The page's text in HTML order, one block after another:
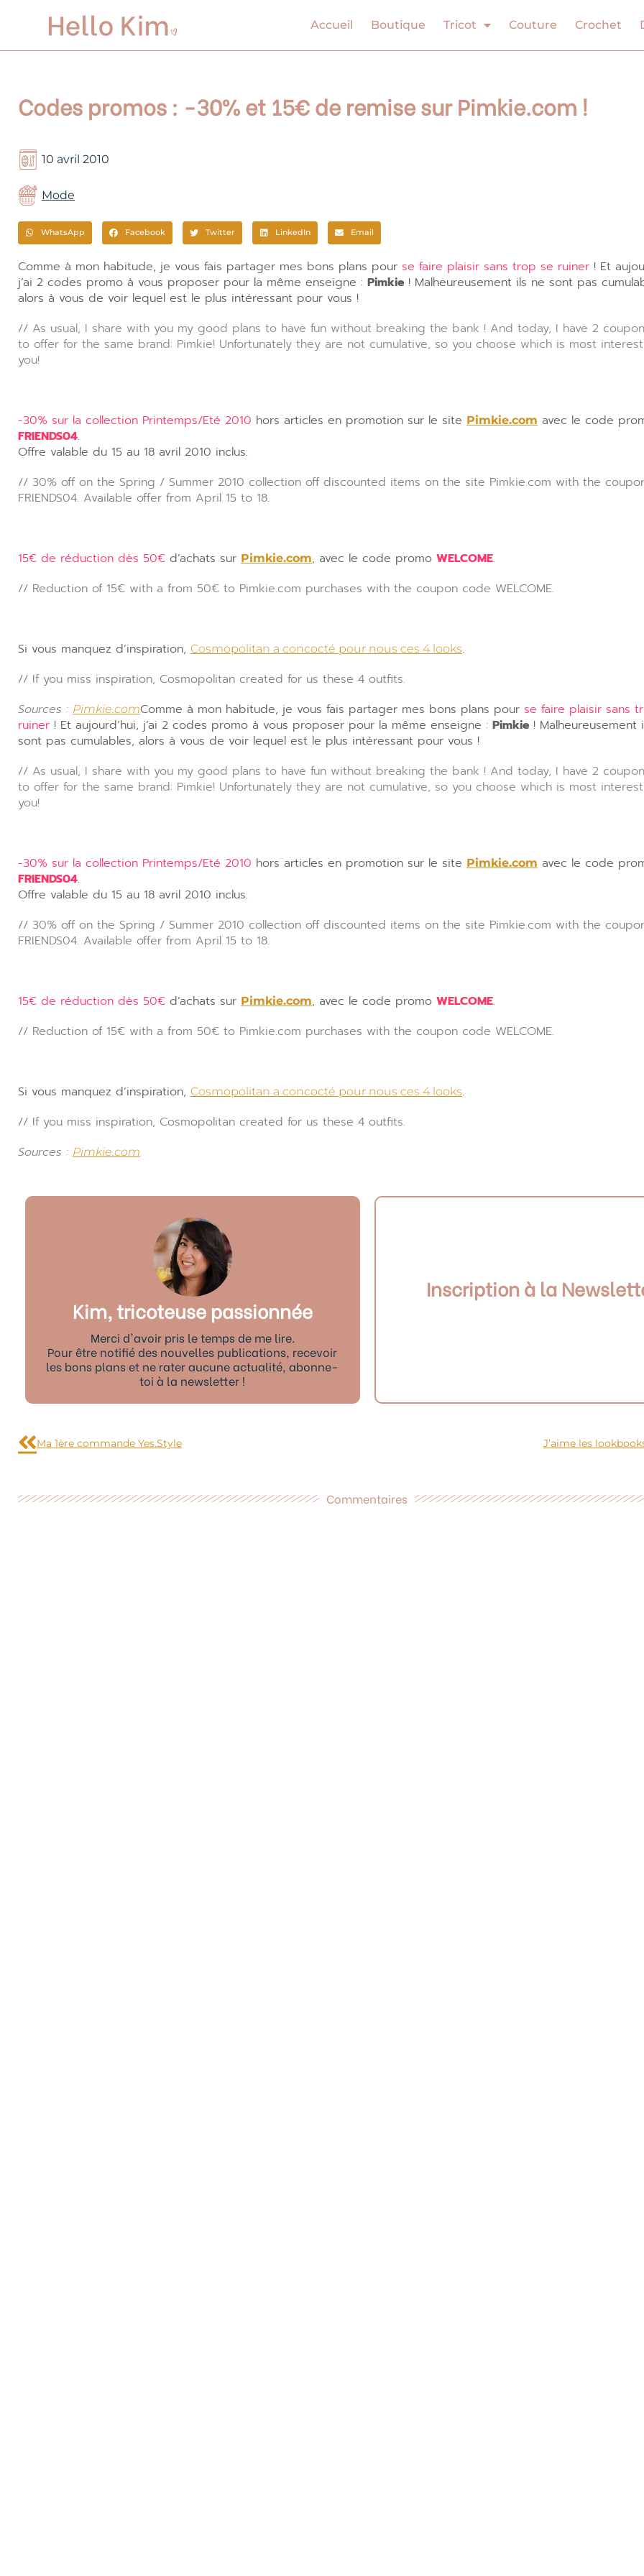
Accueil Boutique Tricot Couture Crochet
Codes promos : -30% et 15€ de remise sur Pimkie.com !
10 avril 2010
Mode
WhatsApp Facebook Twitter LinkedIn Email
Comme à mon habitude, je vous fais partager mes bons plans pour se faire plaisir sans trop se ruiner ! Et
j’ai 2 codes promo à vous proposer pour la même enseigne : Pimkie ! Malheureusement ils ne sont pas
alors à vous de voir lequel est le plus intéressant pour vous !
// As usual, I share with you my good plans to have fun without breaking the bank ! And today, I have 2
to offer for the same brand: Pimkie! Unfortunately they are not cumulative, so you choose which is most
you!
-30% sur la collection Printemps/Eté 2010 hors articles en promotion sur le site Pimkie.com avec le code
FRIENDS04.
Offre valable du 15 au 18 avril 2010 inclus.
// 30% off on the Spring / Summer 2010 collection off discounted items on the site Pimkie.com with the
FRIENDS04. Available offer from April 15 to 18.
15€ de réduction dès 50€ d’achats sur Pimkie.com, avec le code promo WELCOME.
// Reduction of 15€ with a from 50€ to Pimkie.com purchases with the coupon code WELCOME.
Si vous manquez d’inspiration, Cosmopolitan a concocté pour nous ces 4 looks.
// If you miss inspiration, Cosmopolitan created for us these 4 outfits.
Sources : Pimkie.comComme à mon habitude, je vous fais partager mes bons plans pour se faire plaisir sans
ruiner ! Et aujourd’hui, j’ai 2 codes promo à vous proposer pour la même enseigne : Pimkie ! Malheureusement
sont pas cumulables, alors à vous de voir lequel est le plus intéressant pour vous !
// As usual, I share with you my good plans to have fun without breaking the bank ! And today, I have 2
to offer for the same brand: Pimkie! Unfortunately they are not cumulative, so you choose which is most
you!
-30% sur la collection Printemps/Eté 2010 hors articles en promotion sur le site Pimkie.com avec le code
FRIENDS04.
Offre valable du 15 au 18 avril 2010 inclus.
// 30% off on the Spring / Summer 2010 collection off discounted items on the site Pimkie.com with the
FRIENDS04. Available offer from April 15 to 18.
15€ de réduction dès 50€ d’achats sur Pimkie.com, avec le code promo WELCOME.
// Reduction of 15€ with a from 50€ to Pimkie.com purchases with the coupon code WELCOME.
Si vous manquez d’inspiration, Cosmopolitan a concocté pour nous ces 4 looks.
// If you miss inspiration, Cosmopolitan created for us these 4 outfits.
Sources : Pimkie.com
Kim, tricoteuse passionnée
Merci d'avoir pris le temps de me lire.
Pour être notifié des nouvelles publications, recevoir
les bons plans et ne rater aucune actualité, abonne-
toi à la newsletter !
Inscription à la
Ma 1ère commande Yes.Style J’aime les
Commentaires